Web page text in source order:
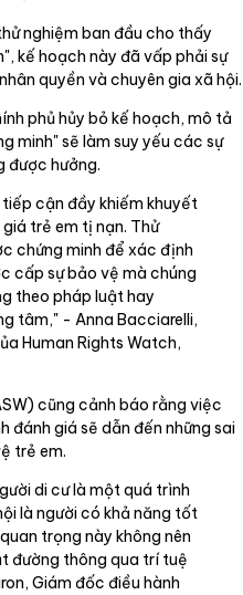
nghiệm ban đầu cho thấy
kế hoạch này đã vấp phải sự
quyền và chuyên gia xã hội.
phủ hủy bỏ kế hoạch, mô tả
minh" sẽ làm suy yếu các sự
được hưởng.
cận đầy khiếm khuyết
trẻ em tị nạn. Thử
chứng minh để xác định
cấp sự bảo vệ mà chúng
theo pháp luật hay
tâm," - Anna Bacciarelli,
Human Rights Watch,
cũng cảnh báo rằng việc
đánh giá sẽ dẫn đến những sai
trẻ em.
di cư là một quá trình
là người có khả năng tốt
trọng này không nên
đường thông qua trí tuệ
Giám đốc điều hành